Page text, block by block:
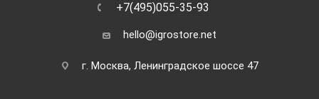
+7(495)055-35-93
hello@igrostore.net
г. Москва, Ленинградское шоссе 47